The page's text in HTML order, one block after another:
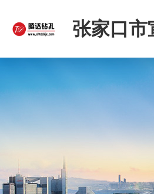
张家口市
限公司